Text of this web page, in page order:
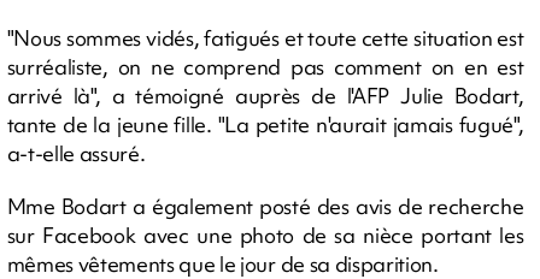
"Nous sommes vidés, fatigués et toute cette situation est
surréaliste, on ne comprend pas comment on en est
arrivé là", a témoigné auprès de l'AFP Julie Bodart,
tante de la jeune fille. "La petite n'aurait jamais fugué",
a-t-elle assuré.
Mme Bodart a également posté des avis de recherche
sur Facebook avec une photo de sa nièce portant les
mêmes vêtements que le jour de sa disparition.